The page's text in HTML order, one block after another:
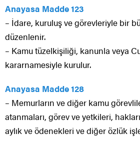
Anayasa Madde 123
– İdare, kuruluş ve görevleriyle bir
düzenlenir.
– Kamu tüzelkişiliği, kanunla veya
kararnamesiyle kurulur.
Anayasa Madde 128
– Memurların ve diğer kamu
atanmaları, görev ve yetkileri,
aylık ve ödenekleri ve diğer özlük